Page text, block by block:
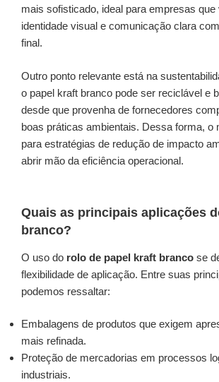
mais sofisticado, ideal para empresas que
identidade visual e comunicação clara
final.
Outro ponto relevante está na
o papel kraft branco pode ser reciclável e
desde que provenha de fornecedores
boas práticas ambientais. Dessa forma, o
para estratégias de redução de impacto
abrir mão da eficiência operacional.
Quais as principais aplicações
branco?
O uso do rolo de papel kraft branco se
flexibilidade de aplicação. Entre suas
podemos ressaltar:
Embalagens de produtos que exigem
mais refinada.
Proteção de mercadorias em processos
industriais.